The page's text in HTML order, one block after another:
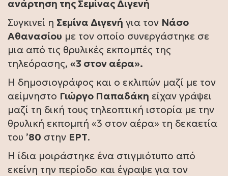
ανάρτηση της Σεμίνας Διγενή
Συγκινεί η Σεμίνα Διγενή για τον Νάσο
Αθανασίου με τον οποίο συνεργάστηκε σε
μια από τις θρυλικές εκπομπές της
τηλεόρασης, «3 στον αέρα».
Η δημοσιογράφος και ο εκλιπών μαζί με τον
αείμνηστο Γιώργο Παπαδάκη είχαν γράψει
μαζί τη δική τους τηλεοπτική ιστορία με την
θρυλική εκπομπή «3 στον αέρα» τη δεκαετία
του ’80 στην ΕΡΤ.
Η ίδια μοιράστηκε ένα στιγμιότυπο από
εκείνη την περίοδο και έγραψε για τον